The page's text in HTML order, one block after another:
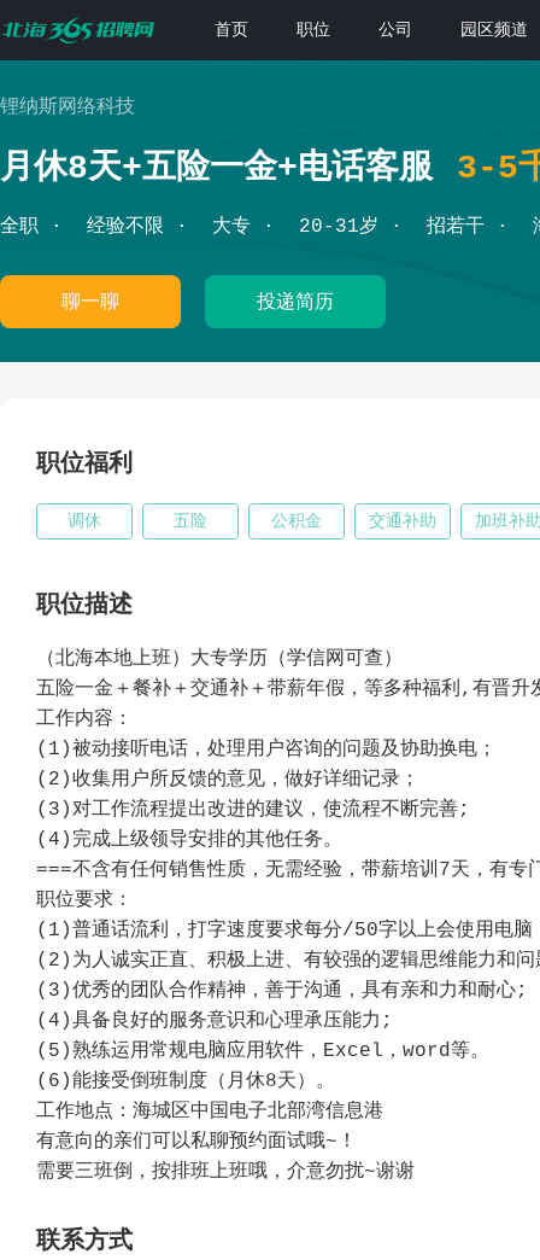
首页 职位 公司 园区频道
锂纳斯网络科技
月休8天+五险一金+电话客服 3-5
全职 经验不限 大专 20-31岁 招若干
聊一聊 投递简历
职位福利
调休 五险 公积金 交通补助 加班补
职位描述
（北海本地上班）大专学历（学信网可查）
五险一金＋餐补＋交通补＋带薪年假，等多种福利,有晋
工作内容：
(1)被动接听电话，处理用户咨询的问题及协助换电；
(2)收集用户所反馈的意见，做好详细记录；
(3)对工作流程提出改进的建议，使流程不断完善;
(4)完成上级领导安排的其他任务。
===不含有任何销售性质，无需经验，带薪培训7天，有专
职位要求：
(1)普通话流利，打字速度要求每分/50字以上会使用电
(2)为人诚实正直、积极上进、有较强的逻辑思维能力和
(3)优秀的团队合作精神，善于沟通，具有亲和力和耐心;
(4)具备良好的服务意识和心理承压能力;
(5)熟练运用常规电脑应用软件，Excel，word等。
(6)能接受倒班制度（月休8天）。
工作地点：海城区中国电子北部湾信息港
有意向的亲们可以私聊预约面试哦~！
需要三班倒，按排班上班哦，介意勿扰~谢谢
联系方式